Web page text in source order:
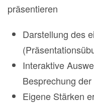
präsentieren
Darstellung des
Interaktive
Besprechung
Eigene Stärken